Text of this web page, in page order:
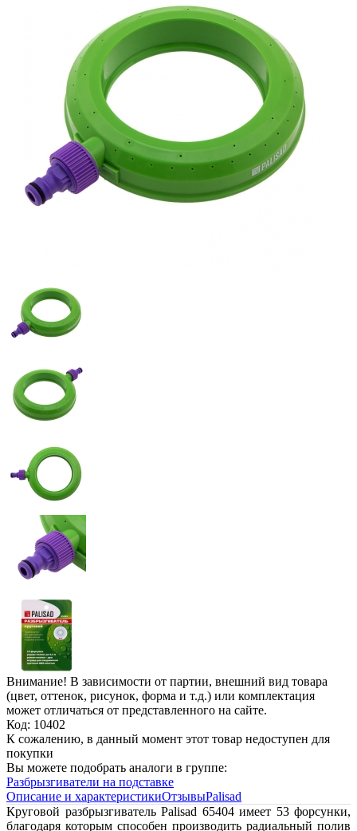
Внимание! В зависимости от партии, внешний вид товара
(цвет, оттенок, рисунок, форма и т.д.) или комплектация
может отличаться от представленного на сайте.
Код: 10402
К сожалению, в данный момент этот товар недоступен для
покупки
Вы можете подобрать аналоги в группе:
Разбрызгиватели на подставке
Описание и характеристикиОтзывыPalisad
Круговой разбрызгиватель Palisad 65404 имеет 53 форсунки,
благодаря которым способен производить радиальный полив